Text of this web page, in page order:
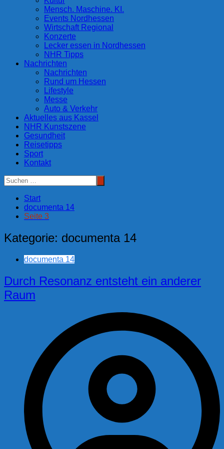
Mensch. Maschine. KI.
Events Nordhessen
Wirtschaft Regional
Konzerte
Lecker essen in Nordhessen
NHR Tipps
Nachrichten
Nachrichten
Rund um Hessen
Lifestyle
Messe
Auto & Verkehr
Aktuelles aus Kassel
NHR Kunstszene
Gesundheit
Reisetipps
Sport
Kontakt
Start
documenta 14
Seite 3
Kategorie: documenta 14
documenta 14
Durch Resonanz entsteht ein anderer
Raum